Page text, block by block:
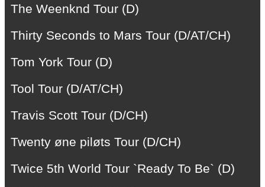
The Weenknd Tour (D)
Thirty Seconds to Mars Tour (D/AT/CH)
Tom York Tour (D)
Tool Tour (D/AT/CH)
Travis Scott Tour (D/CH)
Twenty øne piløts Tour (D/CH)
Twice 5th World Tour `Ready To Be` (D)